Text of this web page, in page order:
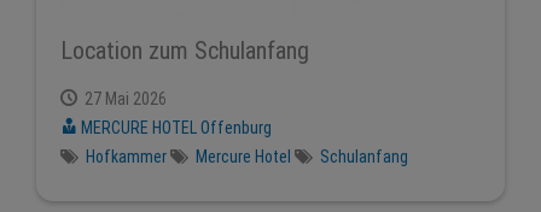
Location zum Schulanfang
27 Mai 2026
MERCURE HOTEL Offenburg
Hofkammer
Mercure Hotel Schulanfang